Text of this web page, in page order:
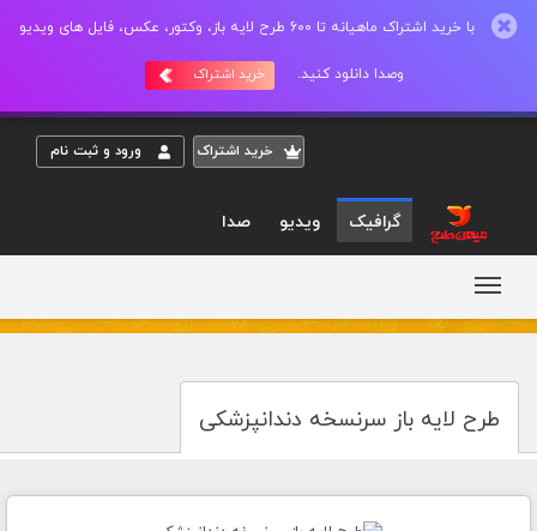
با خرید اشتراک ماهیانه تا 600 طرح لایه باز، وکتور، عکس، فایل های ویدیو
وصدا دانلود کنید. خرید اشتراک
خريد اشتراک ورود و ثبت نام
گرافیک ویدیو صدا
طرح لایه باز سرنسخه دندانپزشکی